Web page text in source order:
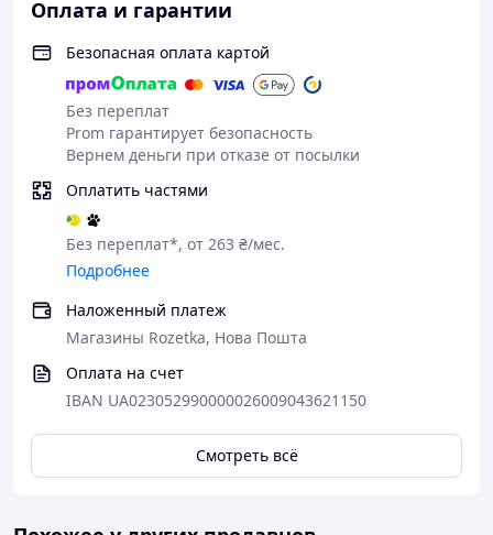
Оплата и гарантии
Безопасная оплата картой
Без переплат
Prom гарантирует безопасность
Вернем деньги при отказе от посылки
Оплатить частями
Без переплат*, от 263 ₴/мес.
Подробнее
Наложенный платеж
Магазины Rozetka, Нова Пошта
Оплата на счет
IBAN UA023052990000026009043621150
Смотреть всё